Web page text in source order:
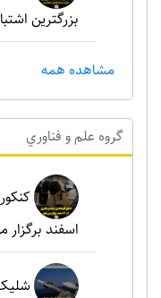
بزرگترین
مشاهده همه
گروه علم و فناوري
اسفند